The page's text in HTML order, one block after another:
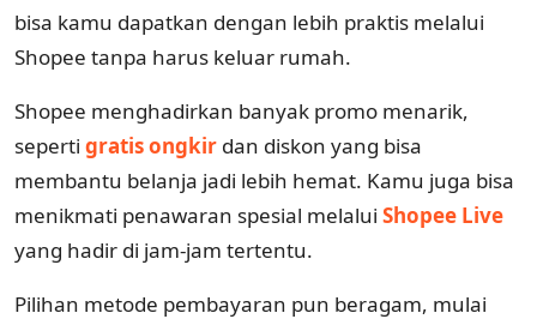
bisa kamu dapatkan dengan lebih praktis melalui
Shopee tanpa harus keluar rumah.
Shopee menghadirkan banyak promo menarik,
seperti gratis ongkir dan diskon yang bisa
membantu belanja jadi lebih hemat. Kamu juga bisa
menikmati penawaran spesial melalui Shopee Live
yang hadir di jam-jam tertentu.
Pilihan metode pembayaran pun beragam, mulai